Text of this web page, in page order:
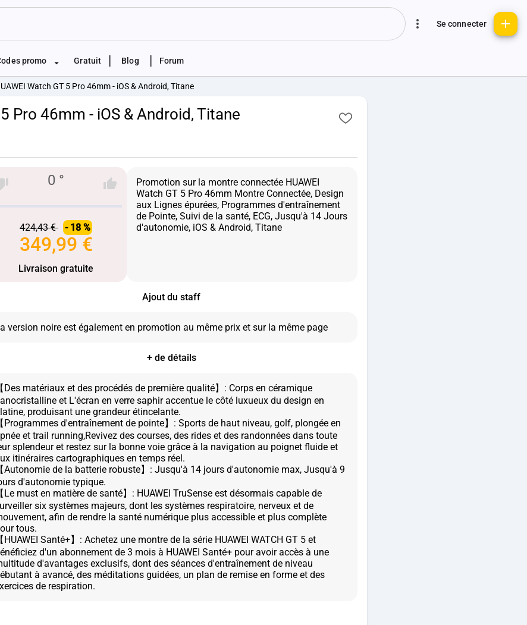
Se connecter
promo Gratuit Blog Forum
Watch GT 5 Pro 46mm - iOS & Android, Titane
Pro 46mm - iOS & Android, Titane
0 °
424,43 € - 18 %
349,99 €
Livraison gratuite
Promotion sur la montre connectée HUAWEI
Watch GT 5 Pro 46mm Montre Connectée, Design
aux Lignes épurées, Programmes d'entraînement
de Pointe, Suivi de la santé, ECG, Jusqu'à 14 Jours
d'autonomie, iOS & Android, Titane
Ajout du staff
+ de détails
【Des matériaux et des procédés de première qualité】: Corps en céramique
et L'écran en verre saphir accentue le côté luxueux du design en
produisant une grandeur étincelante.
【Programmes d'entraînement de pointe】: Sports de haut niveau, golf, plongée en
et trail running,Revivez des courses, des rides et des randonnées dans toute
splendeur et restez sur la bonne voie grâce à la navigation au poignet fluide et
itinéraires cartographiques en temps réel.
【Autonomie de la batterie robuste】: Jusqu'à 14 jours d'autonomie max, Jusqu'à 9
d'autonomie typique.
【Le must en matière de santé】: HUAWEI TruSense est désormais capable de
six systèmes majeurs, dont les systèmes respiratoire, nerveux et de
afin de rendre la santé numérique plus accessible et plus complète
tous.
【HUAWEI Santé+】: Achetez une montre de la série HUAWEI WATCH GT 5 et
d'un abonnement de 3 mois à HUAWEI Santé+ pour avoir accès à une
d'avantages exclusifs, dont des séances d'entraînement de niveau
à avancé, des méditations guidées, un plan de remise en forme et des